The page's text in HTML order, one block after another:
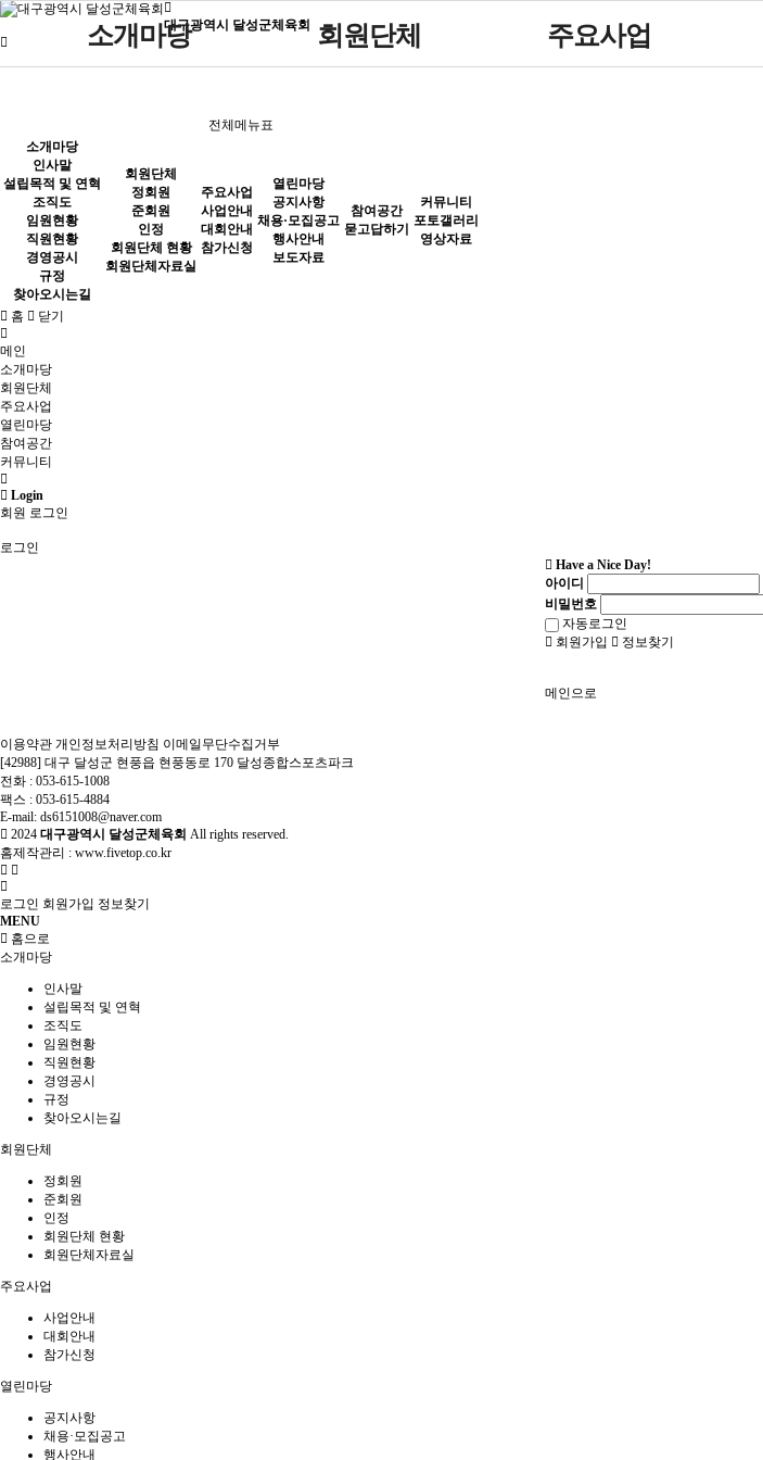
대구광역시 달성군체육회
소개마당
설립목적 및 연혁
임원현황
직원현황
경영공시
규정
회원단체
회원단체 현황
회원단체자료실
주요사업
전체메뉴표
소개마당
인사말
설립목적 및 연혁
조직도
임원현황
직원현황
경영공시
규정
찾아오시는길
회원단체
정회원
준회원
인정
회원단체 현황
회원단체자료실
주요사업
사업안내
대회안내
참가신청
열린마당
공지사항
채용·모집공고
행사안내
보도자료
참여공간
묻고답하기
커뮤니티
포토갤러리
영상자료
홈 닫기
메인
소개마당
회원단체
주요사업
열린마당
참여공간
커뮤니티
Login
회원 로그인
로그인
Have a Nice Day!
아이디
비밀번호
자동로그인
회원가입 정보찾기
메인으로
이용약관 개인정보처리방침 이메일무단수집거부
[42988] 대구 달성군 현풍읍 현풍동로 170 달성종합스포츠파크
전화 : 053-615-1008
팩스 : 053-615-4884
E-mail: ds6151008@naver.com
2024 대구광역시 달성군체육회 All rights reserved.
홈제작관리 : www.fivetop.co.kr
로그인 회원가입 정보찾기
MENU
홈으로
소개마당
인사말
설립목적 및 연혁
조직도
임원현황
직원현황
경영공시
규정
찾아오시는길
회원단체
정회원
준회원
인정
회원단체 현황
회원단체자료실
주요사업
사업안내
대회안내
참가신청
열린마당
공지사항
채용·모집공고
행사안내